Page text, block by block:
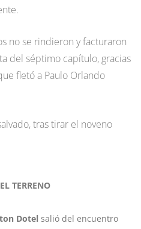
no se rindieron y facturaron
del séptimo capítulo, gracias
fletó a Paulo Orlando
tras tirar el noveno
TERRENO
Dotel salió del encuentro